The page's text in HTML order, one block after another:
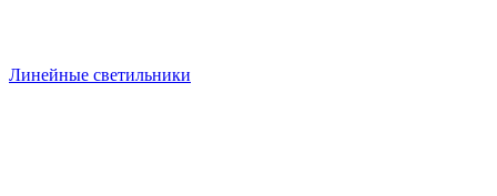
Линейные светильники